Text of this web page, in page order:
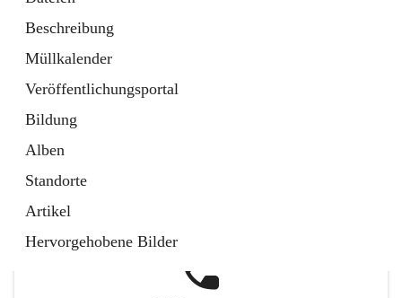
Beschreibung
Müllkalender
Veröffentlichungsportal
Bildung
Alben
Standorte
Artikel
Hervorgehobene Bilder